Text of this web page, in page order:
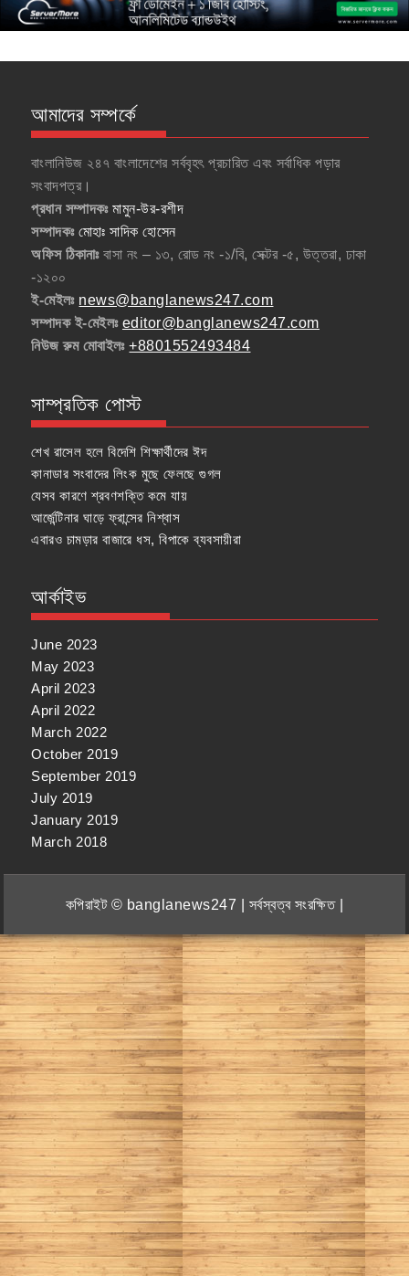
আমাদের সম্পর্কে
বাংলানিউজ ২৪৭ বাংলাদেশের সর্ববৃহৎ প্রচারিত এবং সর্বাধিক পড়ার
সংবাদপত্র।
প্রধান সম্পাদকঃমামুন-উর-রশীদ
সম্পাদকঃ মোহাঃ সাদিক হোসেন
অফিস ঠিকানাঃবাসা নং – ১৩, রোড নং -১/বি, সেক্টর -৫, উত্তরা, ঢাকা
-১২০০
ই-মেইলঃ news@banglanews247.com
সম্পাদক ই-মেইলঃ editor@banglanews247.com
নিউজ রুম মোবাইলঃ+8801552493484
সাম্প্রতিক পোস্ট
শেখ রাসেল হলে বিদেশি শিক্ষার্থীদের ঈদ
কানাডার সংবাদের লিংক মুছে ফেলছে গুগল
যেসব কারণে শ্রবণশক্তি কমে যায়
আর্জেন্টিনার ঘাড়ে ফ্রান্সের নিশ্বাস
এবারও চামড়ার বাজারে ধস, বিপাকে ব্যবসায়ীরা
আর্কাইভ
June 2023
May 2023
April 2023
April 2022
March 2022
October 2019
September 2019
July 2019
January 2019
March 2018
কপিরাইট © banglanews247 | সর্বস্বত্ব সংরক্ষিত |